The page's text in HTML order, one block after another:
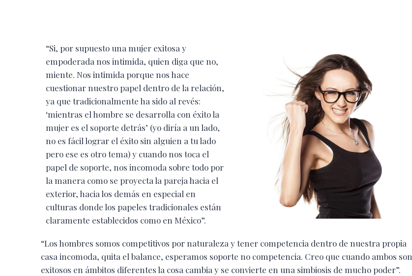
“Si, por supuesto una mujer exitosa y
empoderada nos intimida, quien diga que no,
miente. Nos intimida porque nos hace
cuestionar nuestro papel dentro de la relación,
ya que tradicionalmente ha sido al revés:
‘mientras el hombre se desarrolla con éxito la
mujer es el soporte detrás’ (yo diría a un lado,
no es fácil lograr el éxito sin alguien a tu lado
pero ese es otro tema) y cuando nos toca el
papel de soporte, nos incomoda sobre todo por
la manera como se proyecta la pareja hacia el
exterior, hacia los demás en especial en
culturas donde los papeles tradicionales están
claramente establecidos como en México”.
“Los hombres somos competitivos por naturaleza y tener competencia dentro de nuestra propia
casa incomoda, quita el balance, esperamos soporte no competencia. Creo que cuando ambos son
exitosos en ámbitos diferentes la cosa cambia y se convierte en una simbiosis de mucho poder”.